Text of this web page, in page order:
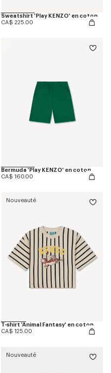
Sweatshirt 'Play KENZO' en coton
CA$ 225.00
Bermuda 'Play KENZO' en coton
CA$ 160.00
Nouveauté
T-shirt 'Animal Fantasy' en coton
CA$ 125.00
Nouveauté